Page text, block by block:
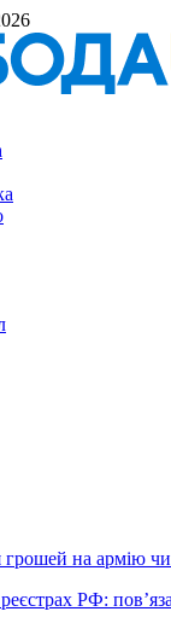
на армію
реєстрах РФ: